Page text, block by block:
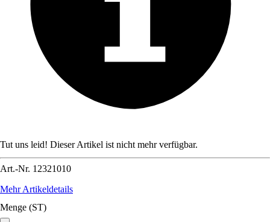
Tut uns leid! Dieser Artikel ist nicht mehr verfügbar.
Art.-Nr. 12321010
Mehr Artikeldetails
Menge (ST)